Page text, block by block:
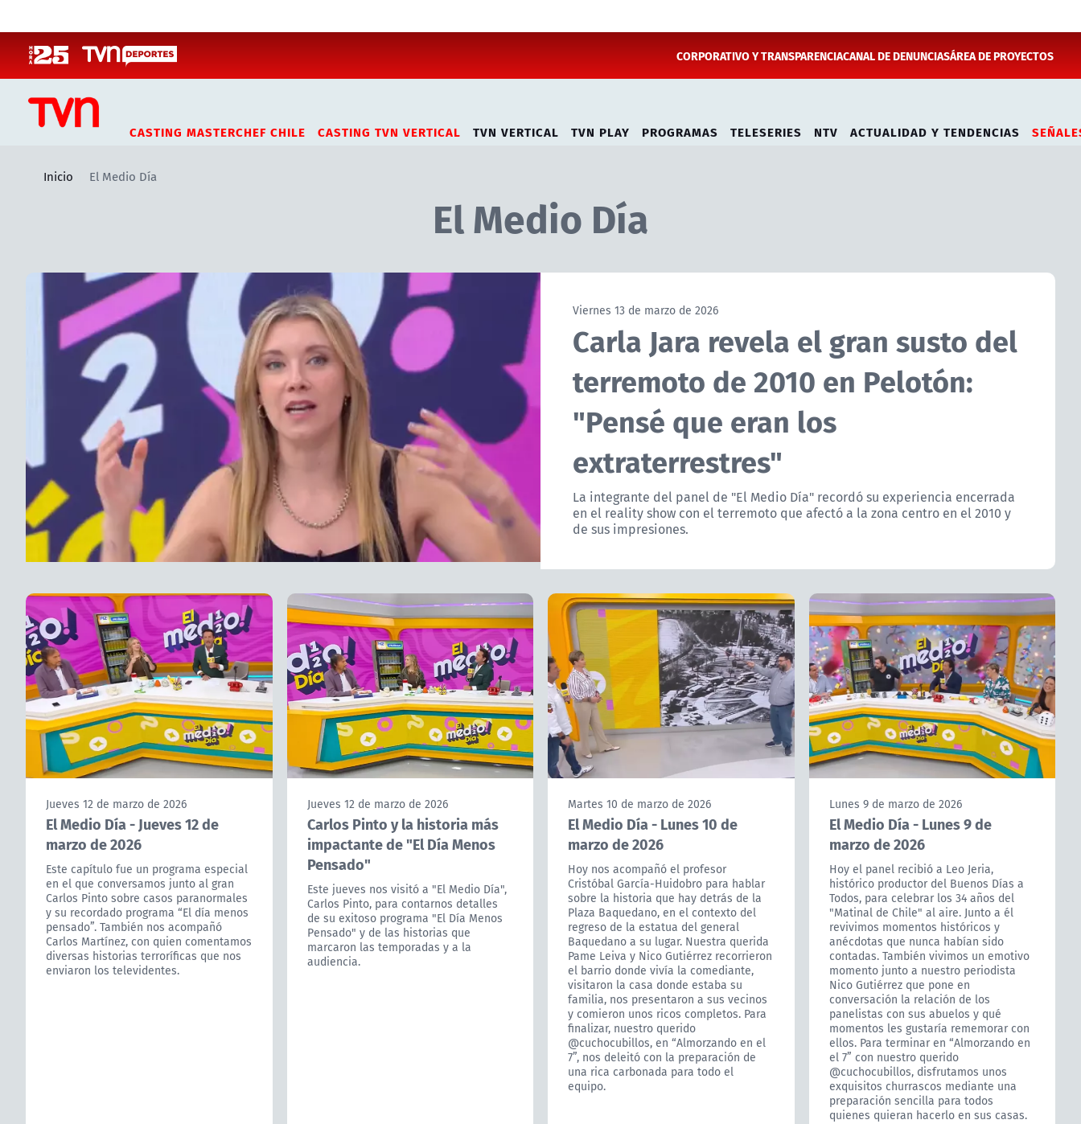
CORPORATIVO Y TRANSPARENCIACANAL DE DENUNCIASÁREA DE PROYECTOS
CASTING MASTERCHEF CHILE CASTING TVN VERTICAL TVN VERTICAL TVN PLAY PROGRAMAS TELESERIES NTV ACTUALIDAD Y TENDENCIAS
Inicio El Medio Día
El Medio Día
Artículos relacionados con El Medio Día
Viernes 13 de marzo de 2026
Carla Jara revela el gran susto del
terremoto de 2010 en Pelotón:
"Pensé que eran los
extraterrestres"
La integrante del panel de "El Medio Día" recordó su experiencia encerrada
en el reality show con el terremoto que afectó a la zona centro en el 2010 y
de sus impresiones.
Jueves 12 de marzo de 2026
El Medio Día - Jueves 12 de
marzo de 2026
Este capítulo fue un programa especial
en el que conversamos junto al gran
Carlos Pinto sobre casos paranormales
y su recordado programa “El día menos
pensado”. También nos acompañó
Carlos Martínez, con quien comentamos
diversas historias terroríficas que nos
enviaron los televidentes.
Jueves 12 de marzo de 2026
Carlos Pinto y la historia más
impactante de "El Día Menos
Pensado"
Este jueves nos visitó a "El Medio Día",
Carlos Pinto, para contarnos detalles
de su exitoso programa "El Día Menos
Pensado" y de las historias que
marcaron las temporadas y a la
audiencia.
Martes 10 de marzo de 2026
El Medio Día - Lunes 10 de
marzo de 2026
Hoy nos acompañó el profesor
Cristóbal García-Huidobro para hablar
sobre la historia que hay detrás de la
Plaza Baquedano, en el contexto del
regreso de la estatua del general
Baquedano a su lugar. Nuestra querida
Pame Leiva y Nico Gutiérrez recorrieron
el barrio donde vivía la comediante,
visitaron la casa donde estaba su
familia, nos presentaron a sus vecinos
y comieron unos ricos completos. Para
finalizar, nuestro querido
@cuchocubillos, en “Almorzando en el
7”, nos deleitó con la preparación de
una rica carbonada para todo el
equipo.
Lunes 9 de marzo de 2026
El Medio Día - Lunes 9 de
marzo de 2026
Hoy el panel recibió a Leo Jeria,
histórico productor del Buenos Días a
Todos, para celebrar los 34 años del
"Matinal de Chile" al aire. Junto a él
revivimos momentos históricos y
anécdotas que nunca habían sido
contadas. También vivimos un emotivo
momento junto a nuestro periodista
Nico Gutiérrez que pone en
conversación la relación de los
panelistas con sus abuelos y qué
momentos les gustaría rememorar con
ellos. Para terminar en “Almorzando en
el 7” con nuestro querido
@cuchocubillos, disfrutamos unos
exquisitos churrascos mediante una
preparación sencilla para todos
quienes quieran hacerlo en sus casas.